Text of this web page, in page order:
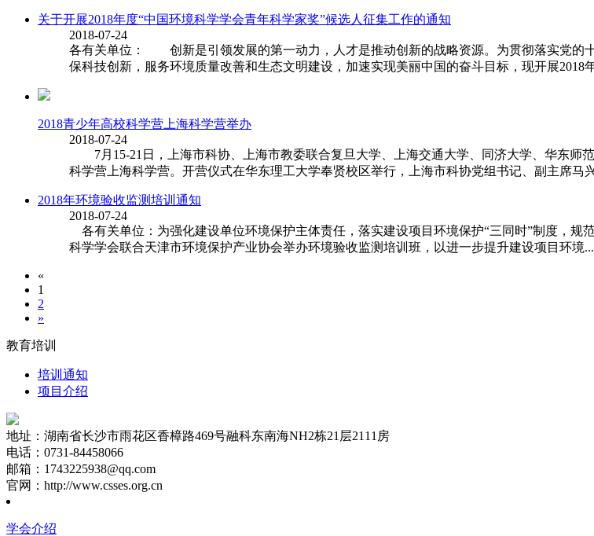
关于开展2018年度“中国环境科学学会青年科学家奖”候选人征集工作的通知
2018-07-24
各有关单位： 创新是引领发展的第一动力，人才是推动创新的战略资源。为贯彻落实党的
保科技创新，服务环境质量改善和生态文明建设，加速实现美丽中国的奋斗目标，现开展2018
2018青少年高校科学营上海科学营举办
2018-07-24
7月15-21日，上海市科协、上海市教委联合复旦大学、上海交通大学、同济大学、华东师
科学营上海科学营。开营仪式在华东理工大学奉贤校区举行，上海市科协党组书记、副主席马
2018年环境验收监测培训通知
2018-07-24
各有关单位：为强化建设单位环境保护主体责任，落实建设项目环境保护“三同时”制度，
科学学会联合天津市环境保护产业协会举办环境验收监测培训班，以进一步提升建设项目环境...
«
1
2
»
教育培训
培训通知
项目介绍
地址：湖南省长沙市雨花区香樟路469号融科东南海NH2栋21层2111房
电话：0731-84458066
邮箱：1743225938@qq.com
官网：http://www.csses.org.cn
学会介绍